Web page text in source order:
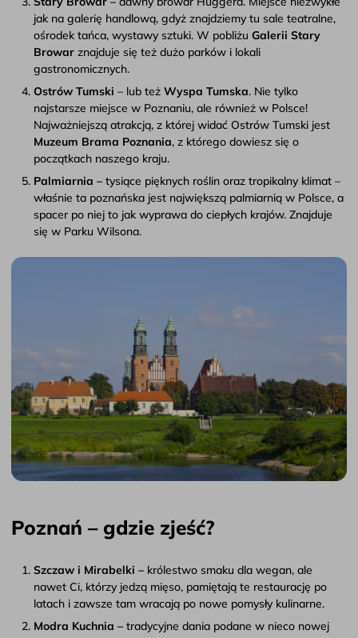
jak na galerię handlową, gdyż znajdziemy tu sale teatralne,
ośrodek tańca, wystawy sztuki. W pobliżu Galerii Stary
Browar znajduje się też dużo parków i lokali
gastronomicznych.
Ostrów Tumski – lub też Wyspa Tumska. Nie tylko
najstarsze miejsce w Poznaniu, ale również w Polsce!
Najważniejszą atrakcją, z której widać Ostrów Tumski jest
Muzeum Brama Poznania, z którego dowiesz się o
początkach naszego kraju.
Palmiarnia – tysiące pięknych roślin oraz tropikalny klimat –
właśnie ta poznańska jest największą palmiarnią w Polsce, a
spacer po niej to jak wyprawa do ciepłych krajów. Znajduje
się w Parku Wilsona.
Poznań – gdzie zjeść?
Szczaw i Mirabelki – królestwo smaku dla wegan, ale
nawet Ci, którzy jedzą mięso, pamiętają te restaurację po
latach i zawsze tam wracają po nowe pomysły kulinarne.
Modra Kuchnia – tradycyjne dania podane w nieco nowej